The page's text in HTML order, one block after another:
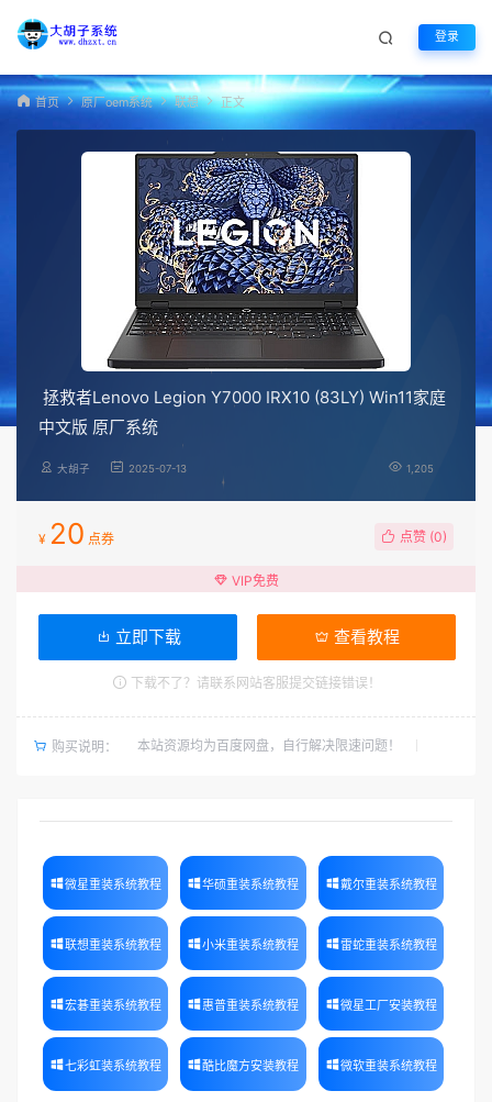
登录
首页 原厂oem系统 联想 正文
拯救者Lenovo Legion Y7000 IRX10 (83LY) Win11家庭
中文版 原厂系统
大胡子 2025-07-13 1,205
¥ 20 点券 点赞 (0)
VIP免费
立即下载 查看教程
下载不了？请联系网站客服提交链接错误！
购买说明： 本站资源均为百度网盘，自行解决限速问题！
微星重装系统教程 华硕重装系统教程 戴尔重装系统教程
联想重装系统教程 小米重装系统教程 雷蛇重装系统教程
宏碁重装系统教程 惠普重装系统教程 微星工厂安装教程
七彩虹装系统教程 酷比魔方安装教程 微软重装系统教程